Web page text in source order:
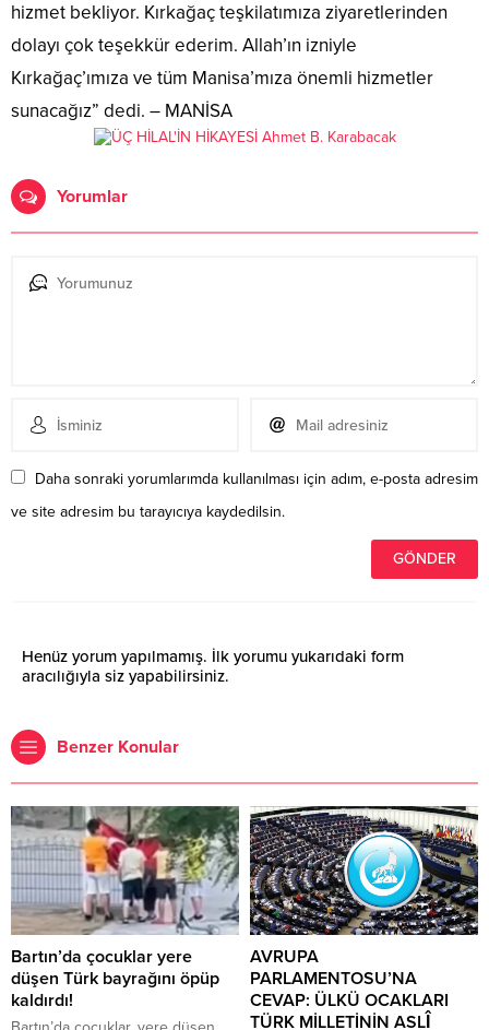
hizmet bekliyor. Kırkağaç teşkilatımıza ziyaretlerinden
dolayı çok teşekkür ederim. Allah’ın izniyle
Kırkağaç’ımıza ve tüm Manisa’mıza önemli hizmetler
sunacağız” dedi. – MANİSA
Yorumlar
Daha sonraki yorumlarımda kullanılması için adım, e-posta adresim
ve site adresim bu tarayıcıya kaydedilsin.
Henüz yorum yapılmamış. İlk yorumu yukarıdaki form
aracılığıyla siz yapabilirsiniz.
Benzer Konular
Bartın’da çocuklar yere
düşen Türk bayrağını öpüp
kaldırdı!
AVRUPA
PARLAMENTOSU’NA
CEVAP: ÜLKÜ OCAKLARI
TÜRK MİLLETİNİN ASLÎ